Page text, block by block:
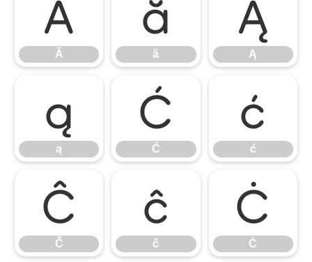
Ă
Ă
ă
ă
Ą
Ą
ą
ą
Ć
Ć
ć
ć
Ĉ
Ĉ
ĉ
ĉ
Ċ
Ċ